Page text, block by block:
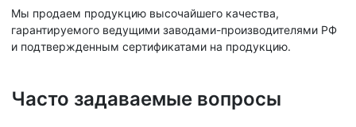
Мы продаем продукцию высочайшего качества,
гарантируемого ведущими заводами-производителями РФ
и подтвержденным сертификатами на продукцию.
Часто задаваемые вопросы